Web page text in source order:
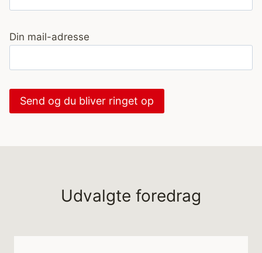
Din mail-adresse
Udvalgte foredrag